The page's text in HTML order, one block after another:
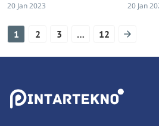
20 Jan 2023
20 Jan
1 2 3 … 12